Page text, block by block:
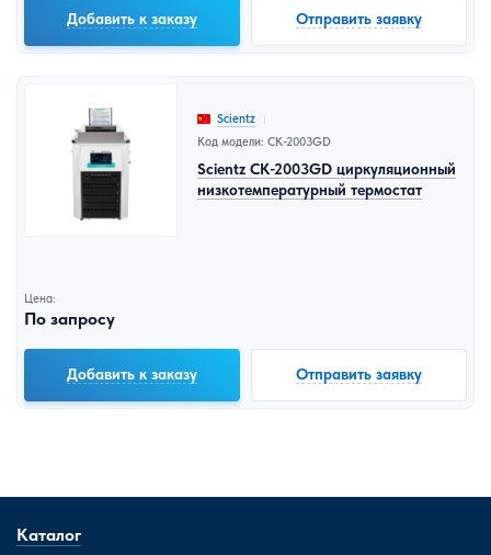
Добавить к заказу Отправить заявку
Scientz
Код модели: CK-2003GD
Scientz CK-2003GD циркуляционный
низкотемпературный термостат
Цена:
По запросу
Добавить к заказу Отправить заявку
Каталог